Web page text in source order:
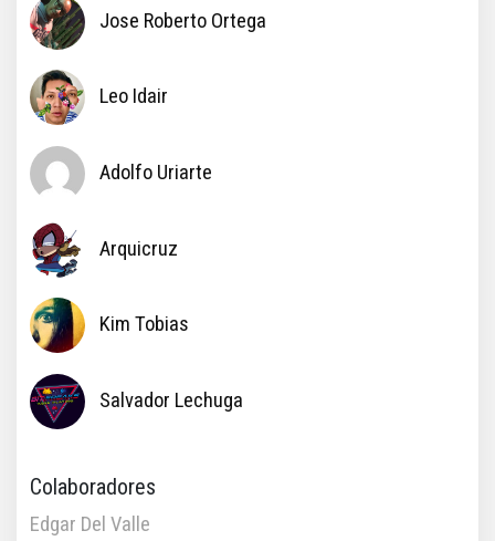
Jose Roberto Ortega
Leo Idair
Adolfo Uriarte
Arquicruz
Kim Tobias
Salvador Lechuga
Colaboradores
Edgar Del Valle